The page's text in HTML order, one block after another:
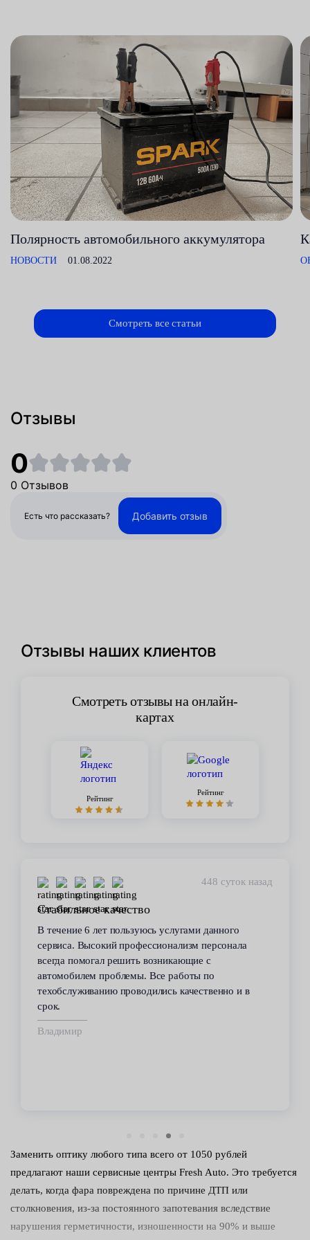
Полярность автомобильного аккумулятора
НОВОСТИ 01.08.2022
Смотреть все статьи
Отзывы
0
0 Отзывов
Есть что рассказать? Добавить отзыв
Отзывы наших клиентов
Смотреть отзывы на онлайн-
картах
Рейтинг
Рейтинг
448 суток назад
Стабильное качество
В течение 6 лет пользуюсь услугами данного
сервиса. Высокий профессионализм персонала
всегда помогал решить возникающие с
автомобилем проблемы. Все работы по
техобслуживанию проводились качественно и в
срок.
Владимир
Заменить оптику любого типа всего от 1050 рублей
предлагают наши сервисные центры Fresh Auto. Это требуется
делать, когда фара повреждена по причине ДТП или
столкновения, из-за постоянного запотевания вследствие
нарушения герметичности, изношенности на 90% и выше